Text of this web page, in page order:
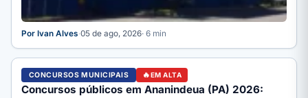
Por Ivan Alves·05 de ago, 2026· 6 min
CONCURSOS MUNICIPAIS EM ALTA
Concursos públicos em Ananindeua (PA) 2026: